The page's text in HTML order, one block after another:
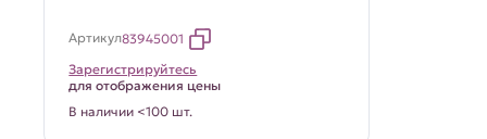
Артикул83945001
Зарегистрируйтесь
для отображения цены
В наличии <100 шт.